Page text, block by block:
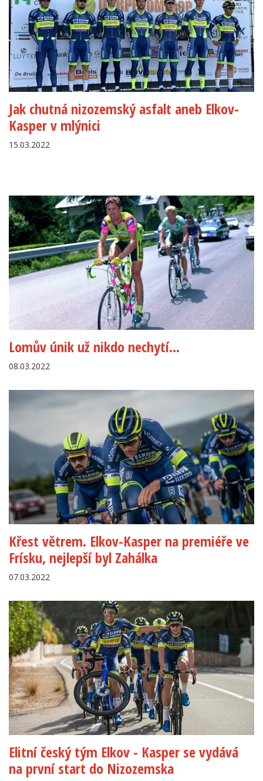
Jak chutná nizozemský asfalt aneb Elkov-
Kasper v mlýnici
15.03.2022
Lomův únik už nikdo nechytí…
08.03.2022
Křest větrem. Elkov-Kasper na premiéře ve
Frísku, nejlepší byl Zahálka
07.03.2022
Elitní český tým Elkov - Kasper se vydává
na první start do Nizozemska